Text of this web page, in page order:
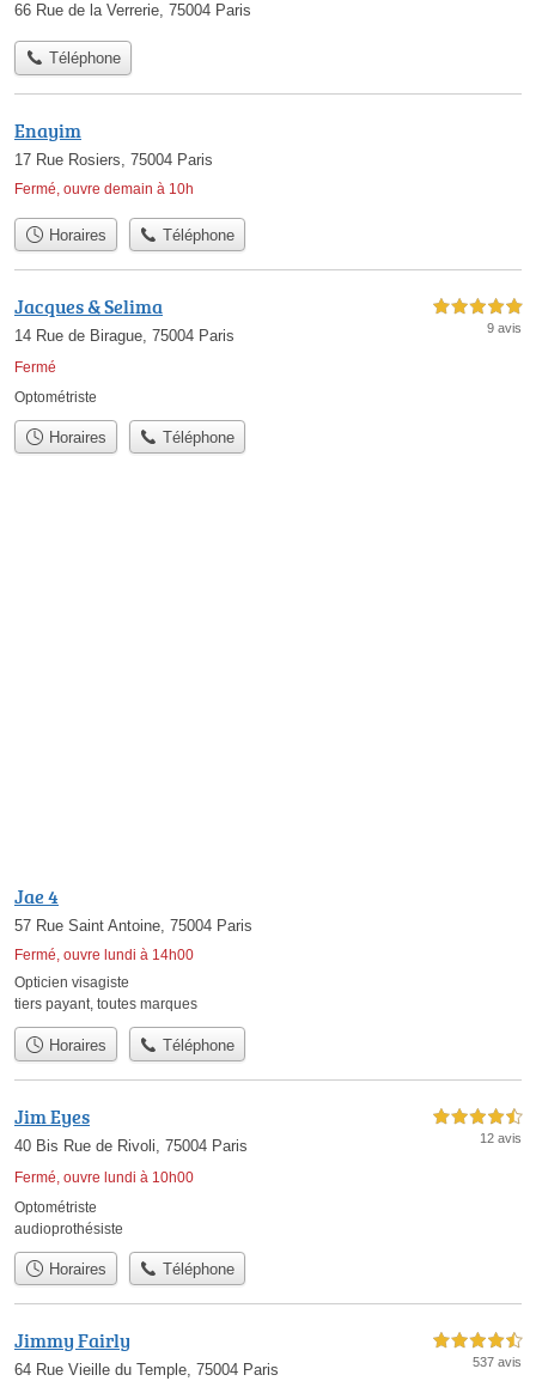
66 Rue de la Verrerie, 75004 Paris
Téléphone
Enayim
17 Rue Rosiers, 75004 Paris
Fermé, ouvre demain à 10h
Horaires Téléphone
Jacques & Selima
14 Rue de Birague, 75004 Paris
Fermé
5,0 étoiles sur 5
9 avis
Optométriste
Horaires Téléphone
Jae 4
57 Rue Saint Antoine, 75004 Paris
Fermé, ouvre lundi à 14h00
Opticien visagiste
tiers payant, toutes marques
Horaires Téléphone
Jim Eyes
40 Bis Rue de Rivoli, 75004 Paris
Fermé, ouvre lundi à 10h00
4,5 étoiles sur 5
12 avis
Optométriste
audioprothésiste
Horaires Téléphone
Jimmy Fairly
64 Rue Vieille du Temple, 75004 Paris
4,5 étoiles sur 5
537 avis